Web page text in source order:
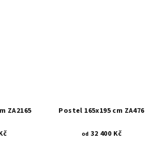
ZA2165 Postel 165x195 cm ZA476
od 32 400 Kč